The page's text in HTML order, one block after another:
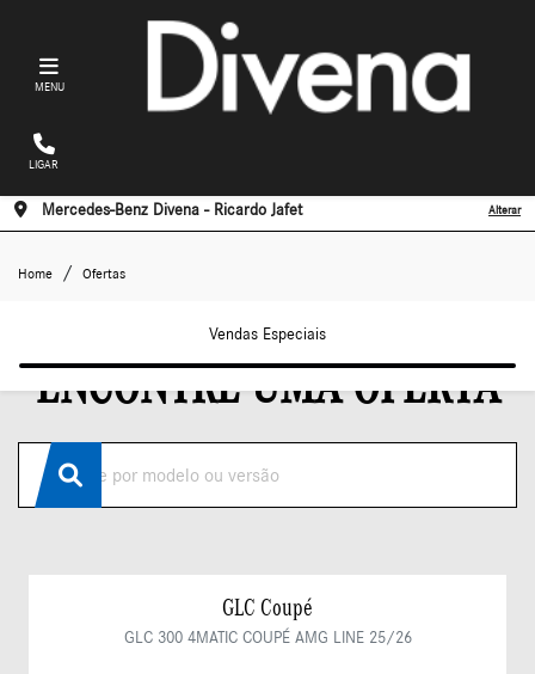
MENU
LIGAR
Mercedes-Benz Divena - Ricardo Jafet Alterar
Home Ofertas
Vendas Especiais
ENCONTRE UMA OFERTA
GLC Coupé
GLC 300 4MATIC COUPÉ AMG LINE 25/26